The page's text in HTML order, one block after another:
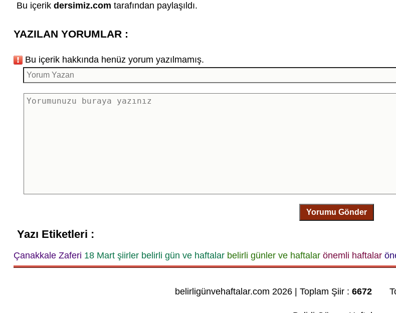
Bu içerik dersimiz.com tarafından paylaşıldı.
YAZILAN YORUMLAR :
Bu içerik hakkında henüz yorum yazılmamış.
Yorumu Gönder
Yazı Etiketleri :
Çanakkale Zaferi 18 Mart şiirler belirli gün ve haftalar belirli günler ve haftalar önemli haftalar
belirligünvehaftalar.com 2026 | Toplam Şiir :6672